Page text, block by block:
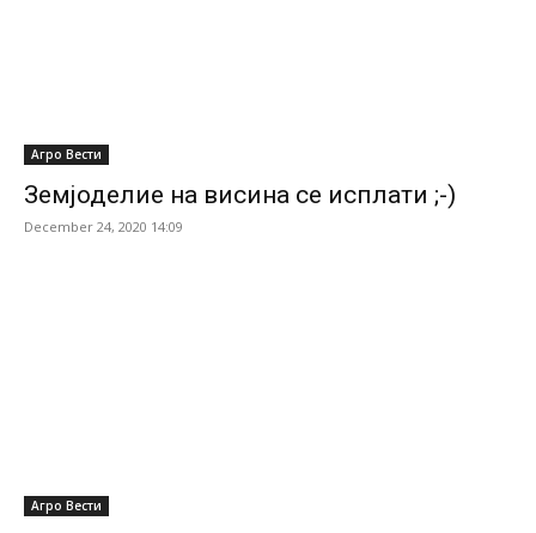
Агро Вести
Земјоделие на висина се исплати ;-)
December 24, 2020 14:09
Агро Вести